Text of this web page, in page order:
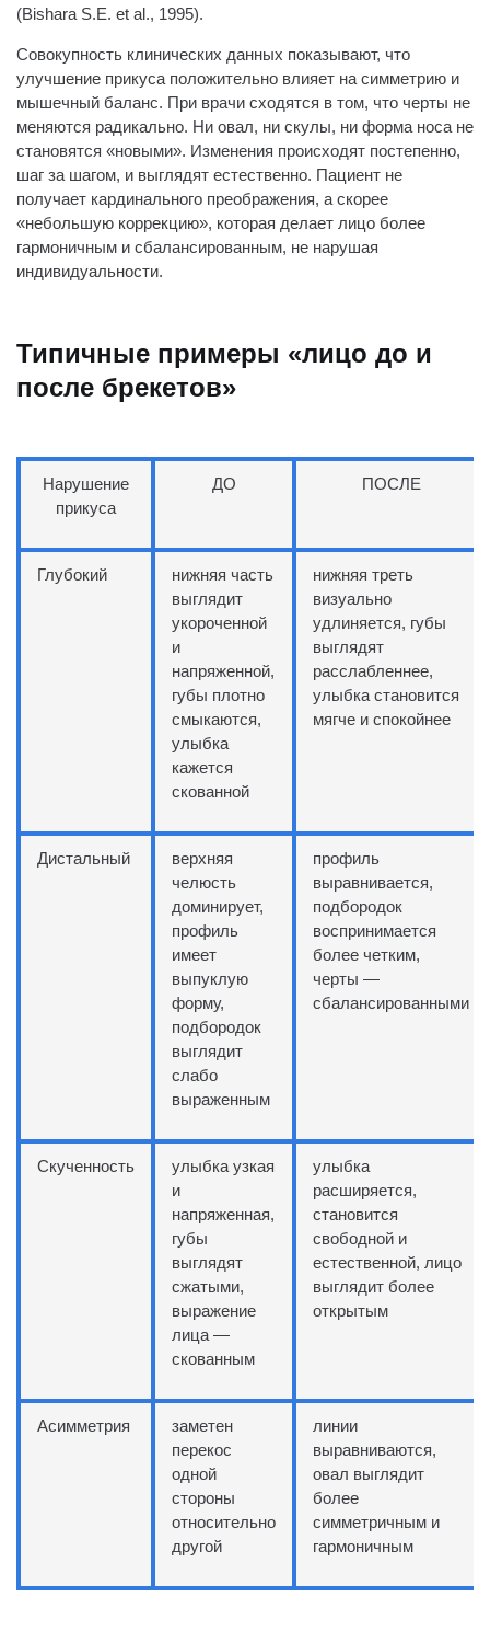
(Bishara S.E. et al., 1995).
Совокупность клинических данных показывают, что
улучшение прикуса положительно влияет на симметрию и
мышечный баланс. При врачи сходятся в том, что черты не
меняются радикально. Ни овал, ни скулы, ни форма носа не
становятся «новыми». Изменения происходят постепенно,
шаг за шагом, и выглядят естественно. Пациент не
получает кардинального преображения, а скорее
«небольшую коррекцию», которая делает лицо более
гармоничным и сбалансированным, не нарушая
индивидуальности.
Типичные примеры «лицо до и
после брекетов»
Нарушение
прикуса
ДО ПОСЛЕ
Глубокий
нижняя часть
выглядит
укороченной
и
напряженной,
губы плотно
смыкаются,
улыбка
кажется
скованной
нижняя треть
визуально
удлиняется, губы
выглядят
расслабленнее,
улыбка становится
мягче и спокойнее
Дистальный
верхняя
челюсть
доминирует,
профиль
имеет
выпуклую
форму,
подбородок
выглядит
слабо
выраженным
профиль
выравнивается,
подбородок
воспринимается
более четким,
черты —
сбалансированными
Скученность
улыбка узкая
и
напряженная,
губы
выглядят
сжатыми,
выражение
лица —
скованным
улыбка
расширяется,
становится
свободной и
естественной, лицо
выглядит более
открытым
Асимметрия
заметен
перекос
одной
стороны
относительно
другой
линии
выравниваются,
овал выглядит
более
симметричным и
гармоничным